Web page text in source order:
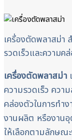
เครื่องตัดพลาสม่า
รวดเร็วและความค
เครื่องตัดพลาสม่า
ความรวดเร็ว ควา
คล่องตัวในการทำง
งานผลิต หรืองาน
ให้เลือกตามลักษณ